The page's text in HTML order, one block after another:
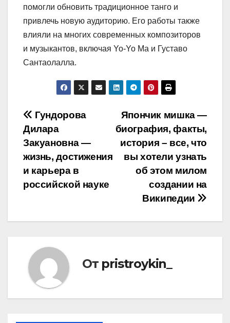
помогли обновить традиционное танго и
привлечь новую аудиторию. Его работы также
влияли на многих современных композиторов
и музыкантов, включая Yo-Yo Ma и Густаво
Сантаолалла.
Навигация
по
записям
Япончик мишка —
биография, факты,
история – все, что
вы хотели узнать
об этом милом
создании на
Википедии
Гундорова
Дилара
Закуановна —
жизнь, достижения
и карьера в
российской науке
От pristroykin_